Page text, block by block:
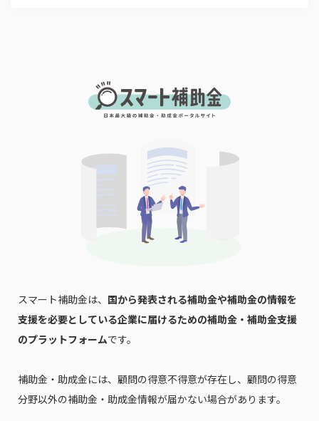
スマート補助金は、 国から発表される補助金や補助金の情報を
支援を必要としている企業に届けるための補助金・補助金支援
のプラットフォームです。
補助金・助成金には、顧問の得意不得意が存在し、顧問の得意
分野以外の補助金・助成金情報が届かない場合があります。